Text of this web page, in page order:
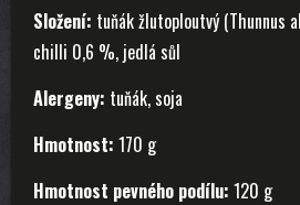
Složení: tuňák žlutoploutvý (Thunnus
chilli 0,6 %, jedlá sůl
Alergeny: tuňák, soja
Hmotnost: 170 g
Hmotnost pevného podílu: 120 g